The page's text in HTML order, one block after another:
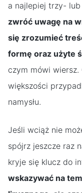
a najlepiej trzy-
zwróć uwagę na
się zrozumieć
formę oraz użyte
czym mówi
większości
namysłu.
Jeśli wciąż nie
spójrz jeszcze raz
kryje się klucz do
wskazywać na